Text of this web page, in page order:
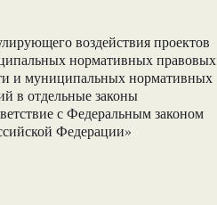
воздействия проектов
нормативных правовых
и муниципальных нормативных
в отдельные законы
с Федеральным законом
Федерации»